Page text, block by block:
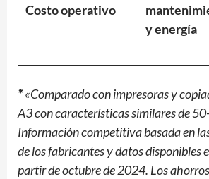
Costo operativo
y
*«Comparado con impresoras y
A3 con características similares de
Información competitiva basada en
de los fabricantes y datos disponibles
partir de octubre de 2024. Los